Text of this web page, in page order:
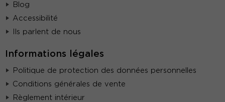
Blog
Accessibilité
Ils parlent de nous
Informations légales
Politique de protection des données personnelles
Conditions générales de vente
Règlement intérieur